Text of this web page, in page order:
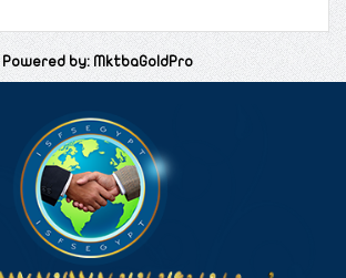
Powered by: MktbaGoldPro